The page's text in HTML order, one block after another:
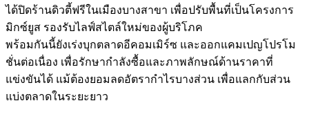
ได้ปิดร้านดิวตี้ฟรีในเมืองบางสาขา เพื่อปรับพื้นที่เป็นโครงการ
มิกซ์ยูส รองรับไลฟ์สไตล์ใหม่ของผู้บริโภค
พร้อมกันนี้ยังเร่งบุกตลาดอีคอมเมิร์ซ และออกแคมเปญโปรโม
ชั่นต่อเนื่อง เพื่อรักษากำลังซื้อและภาพลักษณ์ด้านราคาที่
แข่งขันได้ แม้ต้องยอมลดอัตรากำไรบางส่วน เพื่อแลกกับส่วน
แบ่งตลาดในระยะยาว